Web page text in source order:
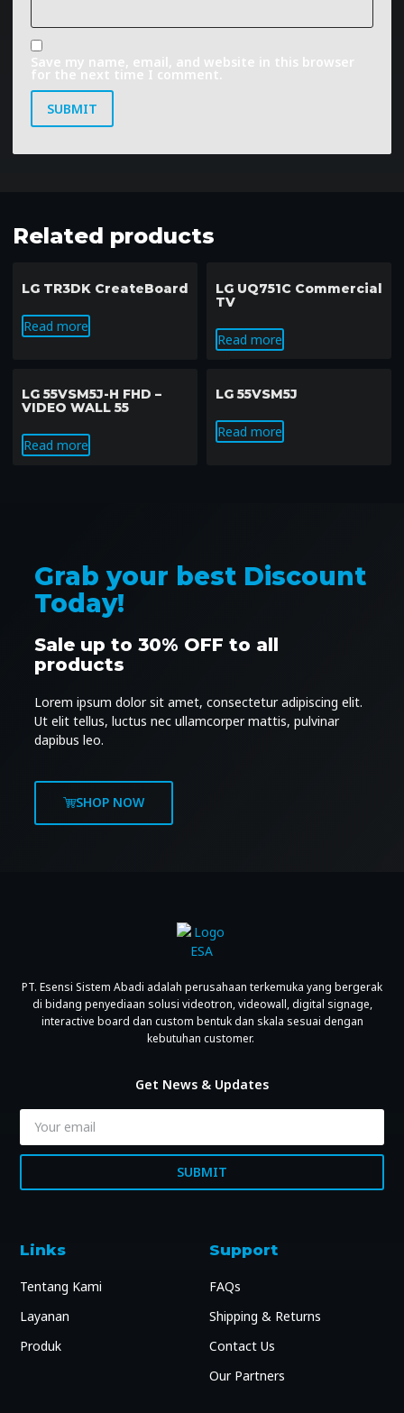
Save my name, email, and website in this browser
for the next time I comment.
Related products
LG TR3DK CreateBoard
Read more
LG UQ751C Commercial
TV
Read more
LG 55VSM5J-H FHD –
VIDEO WALL 55
Read more
LG 55VSM5J
Read more
Grab your best Discount
Today!
Sale up to 30% OFF to all
products
Lorem ipsum dolor sit amet, consectetur adipiscing elit.
Ut elit tellus, luctus nec ullamcorper mattis, pulvinar
dapibus leo.
SHOP NOW
PT. Esensi Sistem Abadi adalah perusahaan terkemuka yang bergerak
di bidang penyediaan solusi videotron, videowall, digital signage,
interactive board dan custom bentuk dan skala sesuai dengan
kebutuhan customer.
Get News & Updates
SUBMIT
Links
Tentang Kami
Layanan
Produk
Support
FAQs
Shipping & Returns
Contact Us
Our Partners